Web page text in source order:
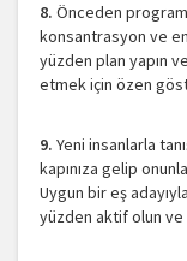
8. Önceden
konsantrasyon ve
yüzden plan yapın
etmek için özen
9. Yeni insanlarla
kapınıza gelip
Uygun bir eş
yüzden aktif olun ve